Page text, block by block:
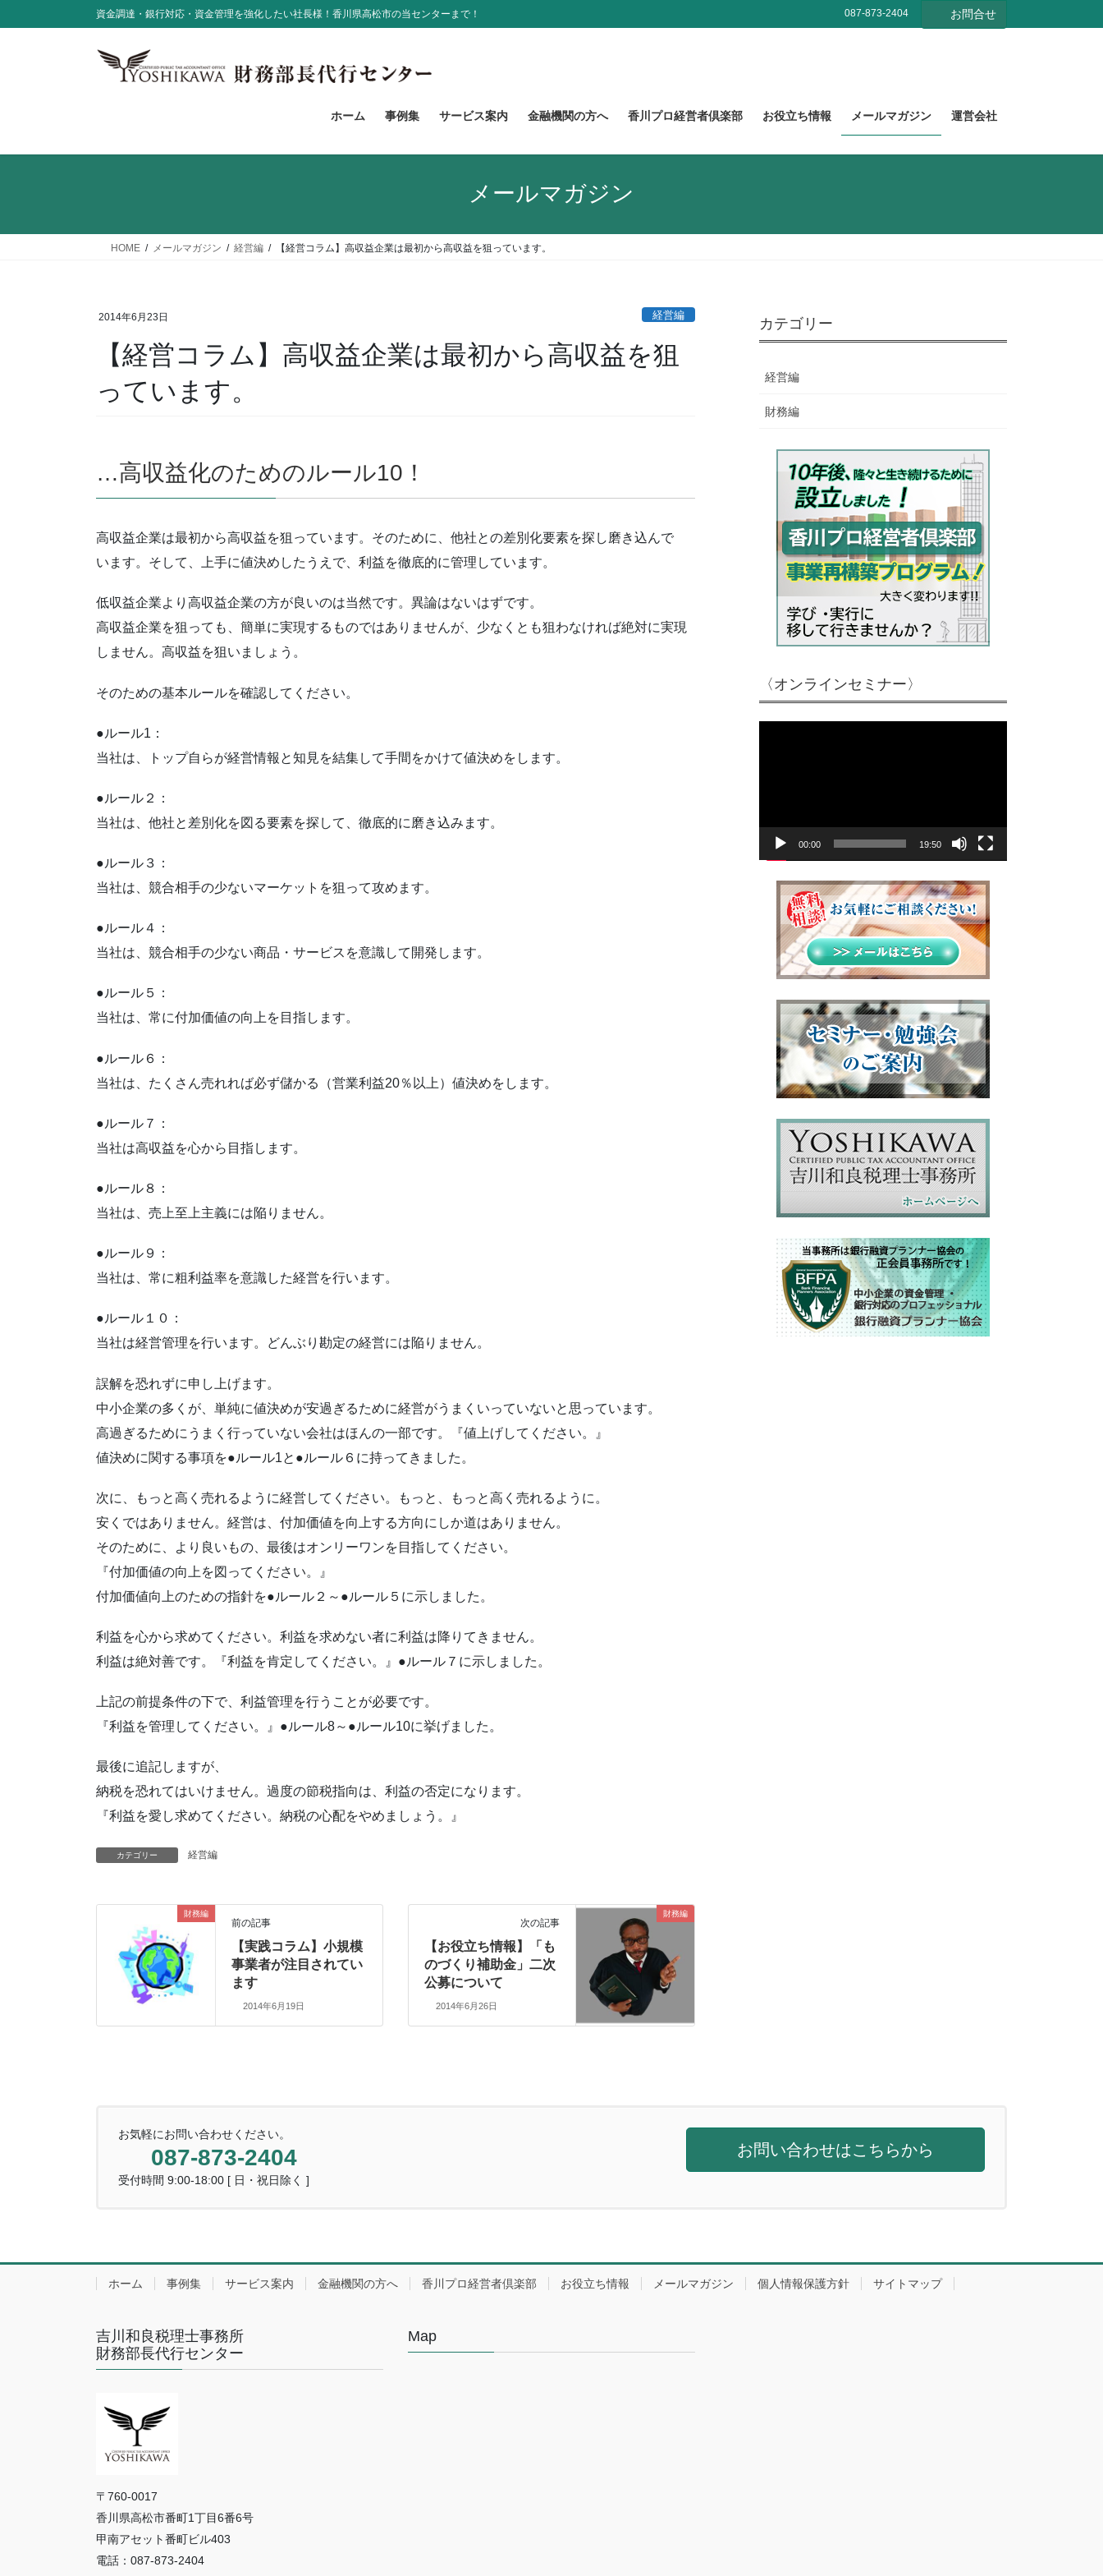
ン
ビ
資金調達・銀行対応・資金管理を強化したい社長様！香川県高松市の当センターまで！ 087-873-2404 お問合せ
ホーム 事例集 サービス案内 金融機関の方へ 香川プロ経営者倶楽部 お役立ち情報 メールマガジン 運営会社
メールマガジン
HOME メールマガジン 経営編 【経営コラム】高収益企業は最初から高収益を狙っています。
2014年6月23日 経営編
【経営コラム】高収益企業は最初から高収益を狙
っています。
…高収益化のためのルール10！
高収益企業は最初から高収益を狙っています。そのために、他社との差別化要素を探し磨き込んで
います。そして、上手に値決めしたうえで、利益を徹底的に管理しています。
低収益企業より高収益企業の方が良いのは当然です。異論はないはずです。
高収益企業を狙っても、簡単に実現するものではありませんが、少なくとも狙わなければ絶対に実現
しません。高収益を狙いましょう。
そのための基本ルールを確認してください。
●ルール1：
当社は、トップ自らが経営情報と知見を結集して手間をかけて値決めをします。
●ルール２：
当社は、他社と差別化を図る要素を探して、徹底的に磨き込みます。
●ルール３：
当社は、競合相手の少ないマーケットを狙って攻めます。
●ルール４：
当社は、競合相手の少ない商品・サービスを意識して開発します。
●ルール５：
当社は、常に付加価値の向上を目指します。
●ルール６：
当社は、たくさん売れれば必ず儲かる（営業利益20％以上）値決めをします。
●ルール７：
当社は高収益を心から目指します。
●ルール８：
当社は、売上至上主義には陥りません。
●ルール９：
当社は、常に粗利益率を意識した経営を行います。
●ルール１０：
当社は経営管理を行います。どんぶり勘定の経営には陥りません。
誤解を恐れずに申し上げます。
中小企業の多くが、単純に値決めが安過ぎるために経営がうまくいっていないと思っています。
高過ぎるためにうまく行っていない会社はほんの一部です。『値上げしてください。』
値決めに関する事項を●ルール1と●ルール６に持ってきました。
次に、もっと高く売れるように経営してください。もっと、もっと高く売れるように。
安くではありません。経営は、付加価値を向上する方向にしか道はありません。
そのために、より良いもの、最後はオンリーワンを目指してください。
『付加価値の向上を図ってください。』
付加価値向上のための指針を●ルール２～●ルール５に示しました。
利益を心から求めてください。利益を求めない者に利益は降りてきません。
利益は絶対善です。『利益を肯定してください。』●ルール７に示しました。
上記の前提条件の下で、利益管理を行うことが必要です。
『利益を管理してください。』●ルール8～●ルール10に挙げました。
最後に追記しますが、
納税を恐れてはいけません。過度の節税指向は、利益の否定になります。
『利益を愛し求めてください。納税の心配をやめましょう。』
カテゴリー 経営編
財務編
前の記事
【実践コラム】小規模
事業者が注目されてい
ます
2014年6月19日
財務編
次の記事
【お役立ち情報】「も
のづくり補助金」二次
公募について
2014年6月26日
カテゴリー
経営編
財務編
〈オンラインセミナー〉
ヤ
00:00 19:50
お気軽にお問い合わせください。
087-873-2404
受付時間 9:00-18:00 [ 日・祝日除く ]
お問い合わせはこちらから
ホーム 事例集 サービス案内 金融機関の方へ 香川プロ経営者倶楽部 お役立ち情報 メールマガジン 個人情報保護方針 サイトマップ
吉川和良税理士事務所
財務部長代行センター
〒760-0017
香川県高松市番町1丁目6番6号
甲南アセット番町ビル403
電話：087-873-2404
Map